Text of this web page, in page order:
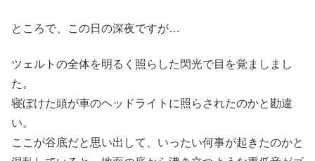
ところで、この日の深夜ですが…
ツェルトの全体を明るく照らした閃光で目を覚ましまし
た。
寝ぼけた頭が車のヘッドライトに照らされたのかと勘違
い。
ここが谷底だと思い出して、いったい何事が起きたのかと